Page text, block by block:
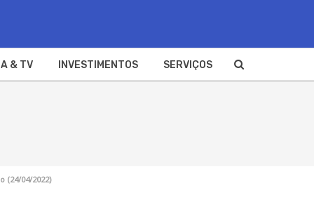
& TV INVESTIMENTOS SERVIÇOS
(24/04/2022)